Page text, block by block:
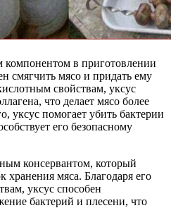
компонентом в приготовлении
смягчить мясо и придать ему
свойствам, уксус
что делает мясо более
уксус помогает убить бактерии
его безопасному
консервантом, который
хранения мяса. Благодаря его
уксус способен
бактерий и плесени, что